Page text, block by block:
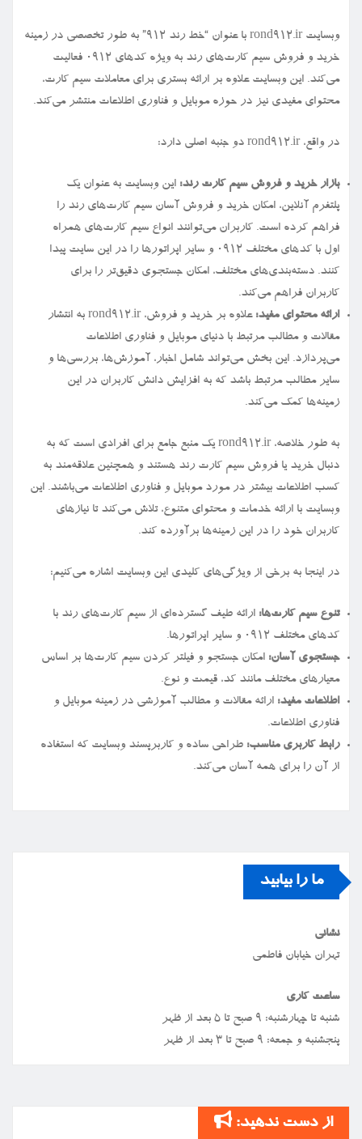
وبسایت rond912.ir با عنوان “خط رند ۹۱۲” به طور تخصصی در زمینه
خرید و فروش سیم کارت‌های رند به ویژه کدهای ۰۹۱۲ فعالیت
می‌کند. این وبسایت علاوه بر ارائه بستری برای معاملات سیم کارت،
محتوای مفیدی نیز در حوزه موبایل و فناوری اطلاعات منتشر می‌کند.
در واقع، rond912.ir دو جنبه اصلی دارد:
بازار خرید و فروش سیم کارت رند: این وبسایت به عنوان یک
پلتفرم آنلاین، امکان خرید و فروش آسان سیم کارت‌های رند را
فراهم کرده است. کاربران می‌توانند انواع سیم کارت‌های همراه
اول با کدهای مختلف ۰۹۱۲ و سایر اپراتورها را در این سایت پیدا
کنند. دسته‌بندی‌های مختلف، امکان جستجوی دقیق‌تر را برای
کاربران فراهم می‌کند.
ارائه محتوای مفید:
علاوه بر خرید و فروش، rond912.ir به انتشار
مقالات و مطالب مرتبط با دنیای موبایل و فناوری اطلاعات
می‌پردازد. این بخش می‌تواند شامل اخبار، آموزش‌ها، بررسی‌ها و
سایر مطالب مرتبط باشد که به افزایش دانش کاربران در این
زمینه‌ها کمک می‌کند.
به طور خلاصه، rond912.ir یک منبع جامع برای افرادی است که به
دنبال خرید یا فروش سیم کارت رند هستند و همچنین علاقه‌مند به
کسب اطلاعات بیشتر در مورد موبایل و فناوری اطلاعات می‌باشند. این
وبسایت با ارائه خدمات و محتوای متنوع، تلاش می‌کند تا نیازهای
کاربران خود را در این زمینه‌ها برآورده کند.
در اینجا به برخی از ویژگی‌های کلیدی این وبسایت اشاره می‌کنیم:
تنوع سیم کارت‌ها: ارائه طیف گسترده‌ای از سیم کارت‌های رند با
کدهای مختلف ۰۹۱۲ و سایر اپراتورها.
جستجوی آسان: امکان جستجو و فیلتر کردن سیم کارت‌ها بر اساس
معیارهای مختلف مانند کد، قیمت و نوع.
اطلاعات مفید: ارائه مقالات و مطالب آموزشی در زمینه موبایل و
فناوری اطلاعات.
رابط کاربری مناسب: طراحی ساده و کاربرپسند وبسایت که استفاده
از آن را برای همه آسان می‌کند.
ما را بیابید
نشانی
تهران خیابان فاطمی
ساعت کاری
شنبه تا چهارشنبه: ۹ صبح تا ۵ بعد از ظهر
پنجشنبه و جمعه: ۹ صبح تا ۳ بعد از ظهر
از دست ندهید: